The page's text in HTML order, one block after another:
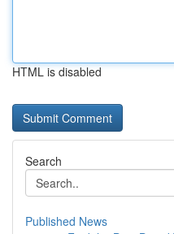
HTML is disabled
Search
Published News